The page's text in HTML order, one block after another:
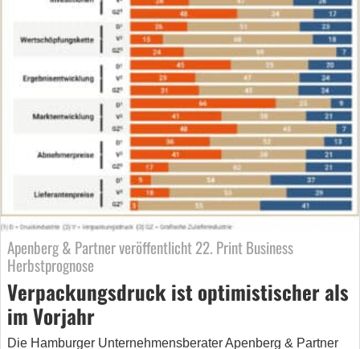
Apenberg & Partner veröffentlicht 22. Print Business
Herbstprognose
Verpackungsdruck ist optimistischer als
im Vorjahr
Die Hamburger Unternehmensberater Apenberg & Partner